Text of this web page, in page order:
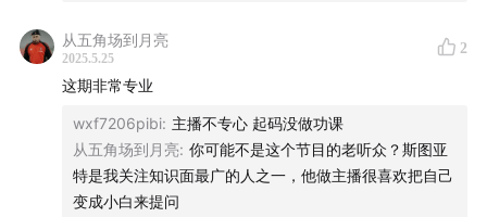
从五角场到月亮
2025.5.25
2
这期非常专业
wxf7206pibi: 主播不专心 起码没做功课
从五角场到月亮: 你可能不是这个节目的老听众？斯图亚
特是我关注知识面最广的人之一，他做主播很喜欢把自己
变成小白来提问